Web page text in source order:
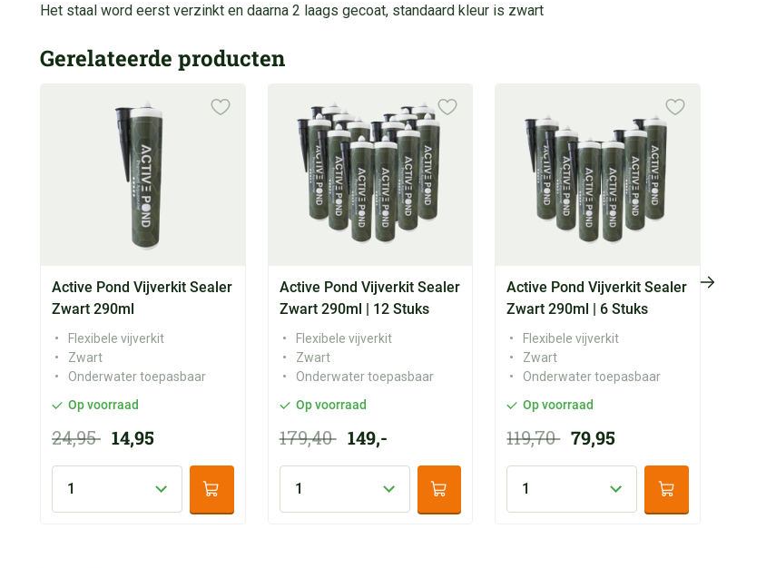
Het staal word eerst verzinkt en daarna 2 laags gecoat, standaard kleur is zwart
Gerelateerde producten
Active Pond Vijverkit Sealer
Zwart 290ml
Flexibele vijverkit
Zwart
Onderwater toepasbaar
Op voorraad
24,95 14,95
Active Pond Vijverkit Sealer
Zwart 290ml | 12 Stuks
Flexibele vijverkit
Zwart
Onderwater toepasbaar
Op voorraad
179,40 149,-
Active Pond Vijverkit Sealer
Zwart 290ml | 6 Stuks
Flexibele vijverkit
Zwart
Onderwater toepasbaar
Op voorraad
119,70 79,95